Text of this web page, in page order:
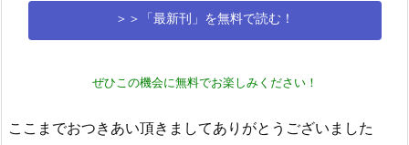
＞＞「最新刊」を無料で読む！
ぜひこの機会に無料でお楽しみください！
ここまでおつきあい頂きましてありがとうございました